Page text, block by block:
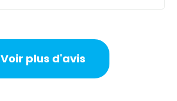
Voir plus d'avis